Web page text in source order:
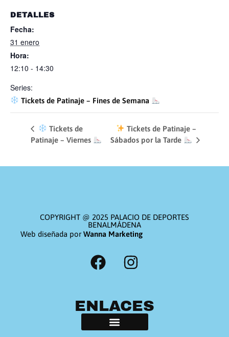
DETALLES
Fecha:
31 enero
Hora:
12:10 - 14:30
Series:
Tickets de Patinaje – Fines de Semana
Tickets de
Patinaje – Viernes
Tickets de Patinaje –
Sábados por la Tarde
COPYRIGHT @ 2025 PALACIO DE DEPORTES
BENALMÁDENA
Web diseñada por Wanna Marketing
ENLACES